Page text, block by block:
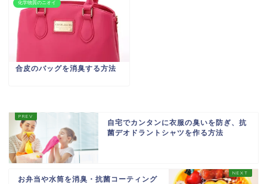
化学物質のニオイ
合皮のバッグを消臭する方法
自宅でカンタンに衣服の臭いを防ぎ、抗
菌デオドラントシャツを作る方法
お弁当や水筒を消臭・抗菌コーティング